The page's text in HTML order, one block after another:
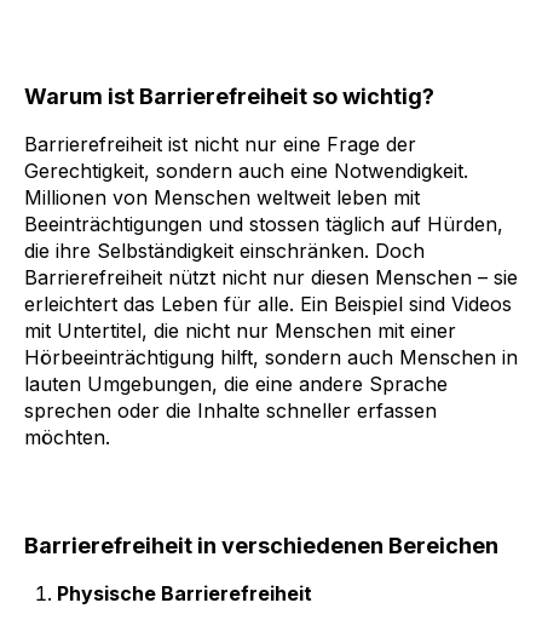
Warum ist Barrierefreiheit so wichtig?
Barrierefreiheit ist nicht nur eine Frage der
Gerechtigkeit, sondern auch eine Notwendigkeit.
Millionen von Menschen weltweit leben mit
Beeinträchtigungen und stossen täglich auf Hürden,
die ihre Selbständigkeit einschränken. Doch
Barrierefreiheit nützt nicht nur diesen Menschen – sie
erleichtert das Leben für alle. Ein Beispiel sind Videos
mit Untertitel, die nicht nur Menschen mit einer
Hörbeeinträchtigung hilft, sondern auch Menschen in
lauten Umgebungen, die eine andere Sprache
sprechen oder die Inhalte schneller erfassen
möchten.
Barrierefreiheit in verschiedenen Bereichen
Physische Barrierefreiheit